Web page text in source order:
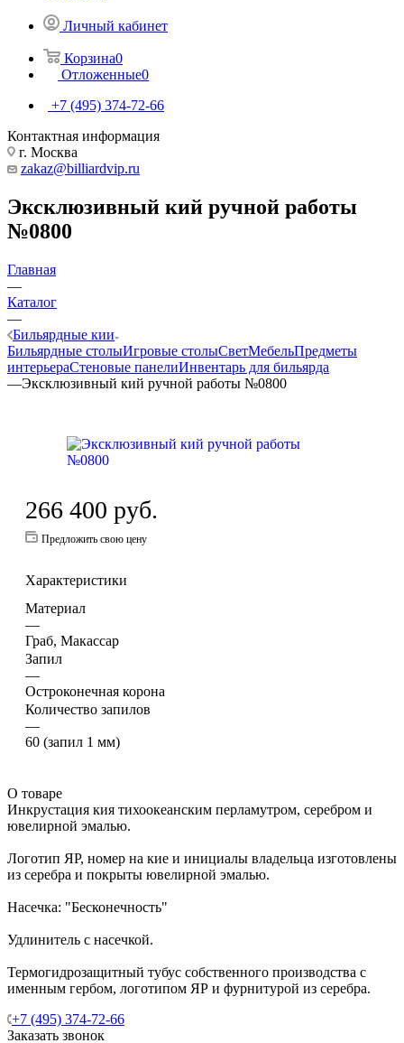
Личный кабинет
Корзина0
Отложенные0
+7 (495) 374-72-66
Контактная информация
г. Москва
zakaz@billiardvip.ru
Эксклюзивный кий ручной работы
№0800
Главная
—
Каталог
—
Бильярдные кии
Бильярдные столыИгровые столыСветМебельПредметы
интерьераСтеновые панелиИнвентарь для бильярда
—Эксклюзивный кий ручной работы №0800
266 400 руб.
Предложить свою цену
Характеристики
Материал
—
Граб, Макассар
Запил
—
Остроконечная корона
Количество запилов
—
60 (запил 1 мм)
О товаре
Инкрустация кия тихоокеанским перламутром, серебром и
ювелирной эмалью.
Логотип ЯР, номер на кие и инициалы владельца изготовлены
из серебра и покрыты ювелирной эмалью.
Насечка: "Бесконечность"
Удлинитель с насечкой.
Термогидрозащитный тубус собственного производства с
именным гербом, логотипом ЯР и фурнитурой из серебра.
+7 (495) 374-72-66
Заказать звонок